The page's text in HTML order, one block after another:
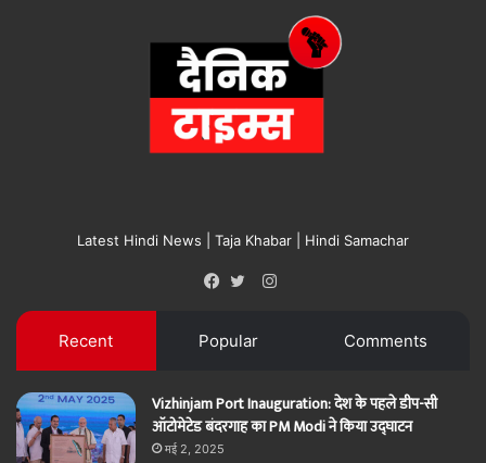
Latest Hindi News | Taja Khabar | Hindi Samachar
Instagram
Recent Popular Comments
Vizhinjam Port Inauguration: देश के पहले डीप-सी
ऑटोमेटेड बंदरगाह का PM Modi ने किया उद्घाटन
मई 2, 2025